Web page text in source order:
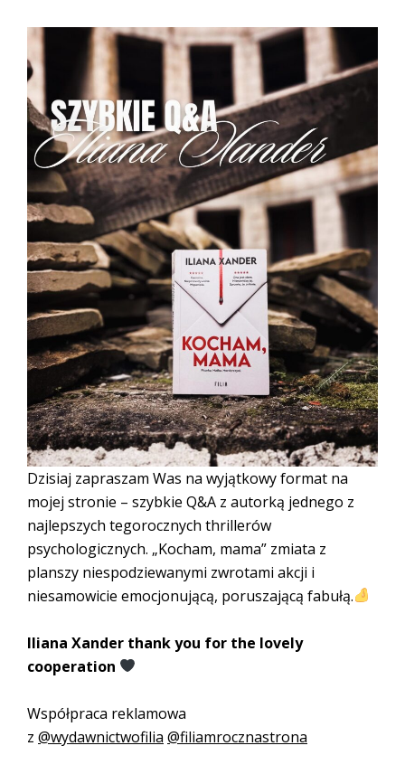
Dzisiaj zapraszam Was na wyjątkowy format na
mojej stronie – szybkie Q&A z autorką jednego z
najlepszych tegorocznych thrillerów
psychologicznych. „Kocham, mama” zmiata z
planszy niespodziewanymi zwrotami akcji i
niesamowicie emocjonującą, poruszającą fabułą.
Iliana Xander thank you for the lovely
cooperation
Współpraca reklamowa
z @wydawnictwofilia @filiamrocznastrona